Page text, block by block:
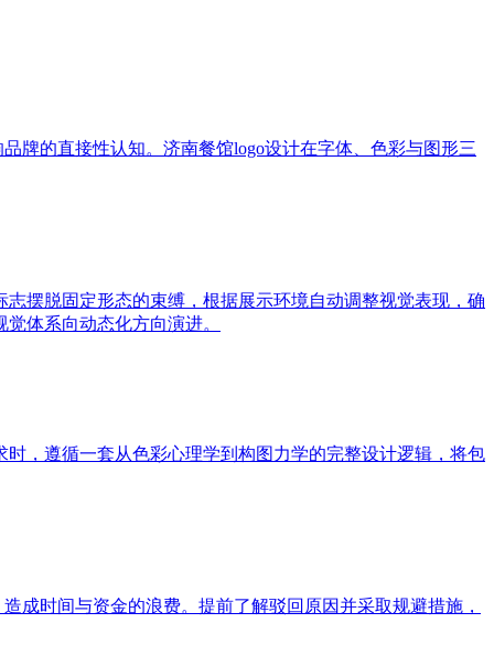
牌的直接性认知。济南餐馆logo设计在字体、色彩与图形三
摆脱固定形态的束缚，根据展示环境自动调整视觉表现，确
体系向动态化方向演进。
，遵循一套从色彩心理学到构图力学的完整设计逻辑，将包
成时间与资金的浪费。提前了解驳回原因并采取规避措施，